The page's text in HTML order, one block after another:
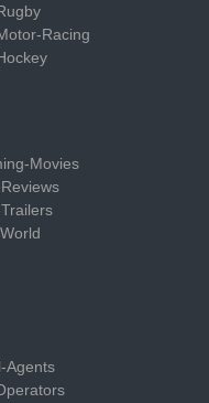
Racing
Movies
Agents